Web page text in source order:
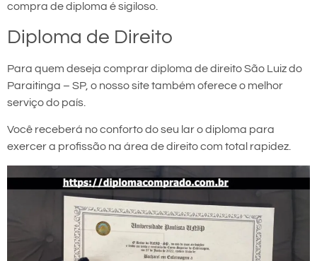
compra de diploma é sigiloso.
Diploma de Direito
Para quem deseja comprar diploma de direito São Luiz do
Paraitinga – SP, o nosso site também oferece o melhor
serviço do país.
Você receberá no conforto do seu lar o diploma para
exercer a profissão na área de direito com total rapidez.